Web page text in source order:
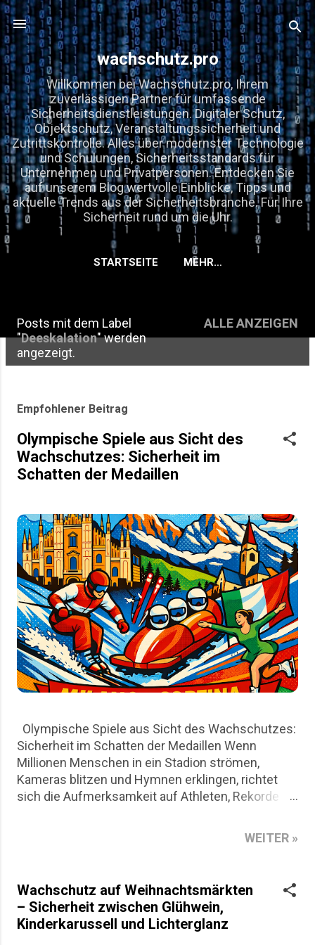
Direkt zum Hauptbereich
wachschutz.pro
Willkommen bei Wachschutz.pro, Ihrem
zuverlässigen Partner für umfassende
Sicherheitsdienstleistungen. Digitaler Schutz,
Objektschutz, Veranstaltungssicherheit und
Zutrittskontrolle. Alles über modernster Technologie
und Schulungen, Sicherheitsstandards für
Unternehmen und Privatpersonen. Entdecken Sie
auf unserem Blog wertvolle Einblicke, Tipps und
aktuelle Trends aus der Sicherheitsbranche. Für Ihre
Sicherheit rund um die Uhr.
STARTSEITE MEHR…
P
Posts mit dem Label
"Deeskalation" werden
angezeigt.
ALLE ANZEIGEN
Empfohlener Beitrag
Olympische Spiele aus Sicht des
Wachschutzes: Sicherheit im
Schatten der Medaillen
Olympische Spiele aus Sicht des Wachschutzes:
Sicherheit im Schatten der Medaillen Wenn
Millionen Menschen in ein Stadion strömen,
Kameras blitzen und Hymnen erklingen, richtet
sich die Aufmerksamkeit auf Athleten, Rekorde
beginnt die eigentliche Arbeit jedoch lange vor
dem ersten Startschuss. Die Olympischen Spiele
Großereignis, sondern auch ein logistisches
Puzzle aus Risikoanalysen, Personalplanung und
permanenter Präsenz. Dieser Artikel beleuchtet
WEITER »
Wachschutz auf Weihnachtsmärkten
– Sicherheit zwischen Glühwein,
Kinderkarussell und Lichterglanz